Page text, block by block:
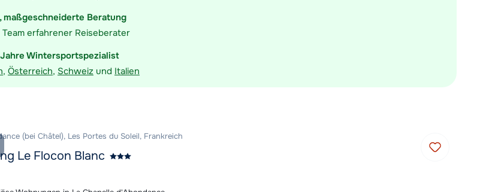
maßgeschneiderte Beratung
erfahrener Reiseberater
Wintersportspezialist
, Österreich, Schweiz und Italien
(bei Châtel), Les Portes du Soleil, Frankreich
Le Flocon Blanc